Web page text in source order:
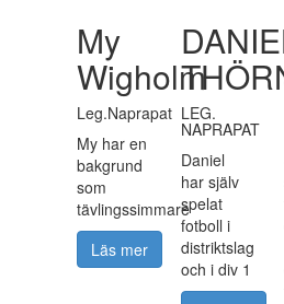
My
Wigholm
Leg.Naprapat
My har en
bakgrund
som
tävlingssimmare
Läs mer
LEG.
NAPRAPAT
Daniel
har själv
spelat
fotboll i
distriktslag
och i div 1